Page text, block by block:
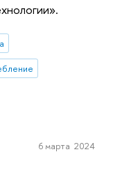
6 марта 2024